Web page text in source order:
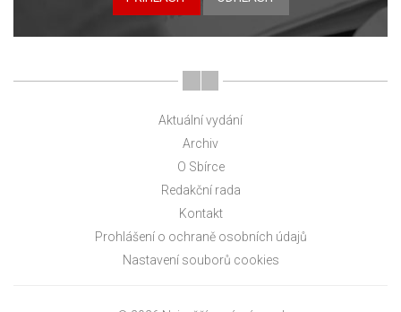
Aktuální vydání
Archiv
O Sbírce
Redakční rada
Kontakt
Prohlášení o ochraně osobních údajů
Nastavení souborů cookies